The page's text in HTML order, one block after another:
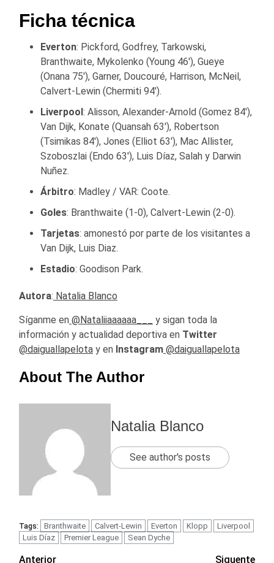
Ficha técnica
Everton: Pickford, Godfrey, Tarkowski,
Branthwaite, Mykolenko (Young 46′), Gueye
(Onana 75′), Garner, Doucouré, Harrison, McNeil,
Calvert-Lewin (Chermiti 94′).
Liverpool: Alisson, Alexander-Arnold (Gomez 84′),
Van Dijk, Konate (Quansah 63′), Robertson
(Tsimikas 84′), Jones (Elliot 63′), Mac Allister,
Szoboszlai (Endo 63′), Luis Díaz, Salah y Darwin
Nuñez.
Árbitro: Madley / VAR: Coote.
Goles: Branthwaite (1-0), Calvert-Lewin (2-0).
Tarjetas: amonestó por parte de los visitantes a
Van Dijk, Luis Diaz.
Estadio: Goodison Park.
Autora: Natalia Blanco
Síganme en @Nataliiaaaaaa___
y sigan toda la
información y actualidad deportiva en Twitter
@daiguallapelota y en Instagram @daiguallapelota
About The Author
Natalia Blanco
See author's posts
Tags: Branthwaite Calvert-Lewin Everton Klopp
Liverpool
Luis Díaz
Premier League Sean Dyche
Anterior
Siguente